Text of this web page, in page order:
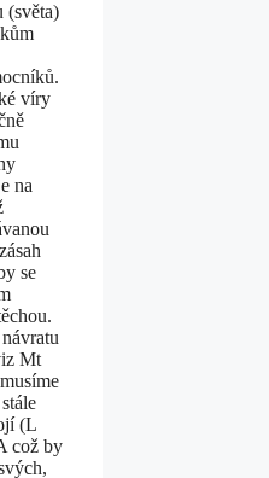
víry
na
se
Mt
(L
což by